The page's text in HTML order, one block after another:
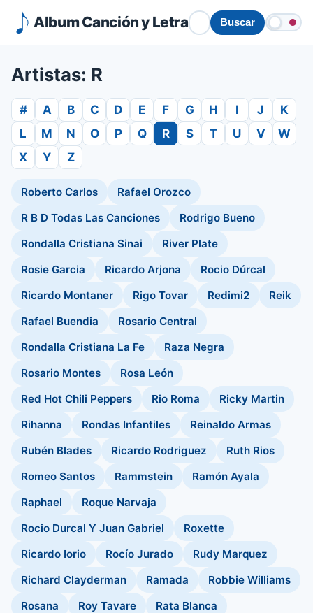
Album Canción y Letra Buscar
Artistas: R
# A B C D E F G H I J
K
L
M N O P Q R S T U V
W
X
Y Z
Roberto Carlos
Rafael Orozco
R B D Todas Las Canciones
Rodrigo Bueno
Rondalla Cristiana Sinai
River Plate
Rosie Garcia
Ricardo Arjona
Rocio Dúrcal
Ricardo Montaner
Rigo Tovar Redimi2
Reik
Rafael Buendia
Rosario Central
Rondalla Cristiana La Fe
Raza Negra
Rosario Montes
Rosa León
Red Hot Chili Peppers
Rio Roma
Ricky Martin
Rihanna
Rondas Infantiles
Reinaldo Armas
Rubén Blades
Ricardo Rodriguez
Ruth Rios
Romeo Santos
Rammstein
Ramón Ayala
Raphael
Roque Narvaja
Rocio Durcal Y Juan Gabriel
Roxette
Ricardo Iorio
Rocío Jurado
Rudy Marquez
Richard Clayderman
Ramada
Robbie Williams
Rosana
Roy Tavare
Rata Blanca